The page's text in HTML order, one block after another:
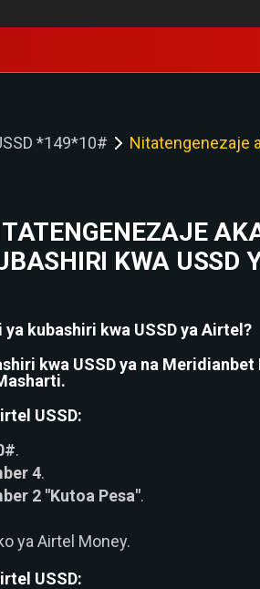
*149*10# Nitatengenezaje
KWA USSD
kubashiri kwa USSD ya Airtel?
kwa USSD ya na
USSD:
.
4.
2 "Kutoa Pesa".
ya Airtel Money.
USSD: